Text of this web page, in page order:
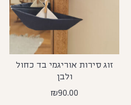
זוג סירות אוריגמי בד כחול
ולבן
₪90.00